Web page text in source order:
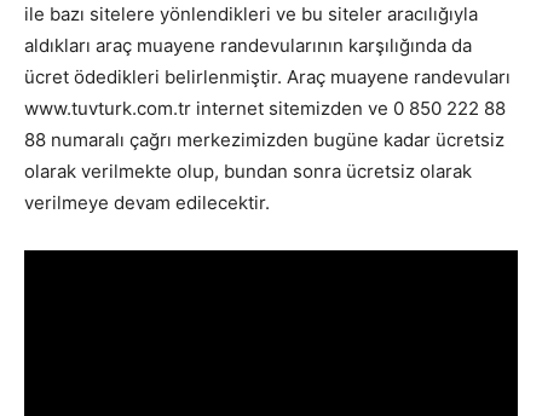
ile bazı sitelere yönlendikleri ve bu siteler aracılığıyla
aldıkları araç muayene randevularının karşılığında da
ücret ödedikleri belirlenmiştir. Araç muayene randevuları
www.tuvturk.com.tr internet sitemizden ve 0 850 222 88
88 numaralı çağrı merkezimizden bugüne kadar ücretsiz
olarak verilmekte olup, bundan sonra ücretsiz olarak
verilmeye devam edilecektir.